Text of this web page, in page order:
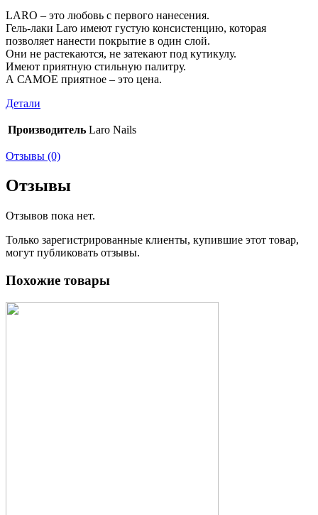
LARO – это любовь с первого нанесения.
Гель-лаки Laro имеют густую консистенцию, которая
позволяет нанести покрытие в один слой.
Они не растекаются, не затекают под кутикулу.
Имеют приятную стильную палитру.
А САМОЕ приятное – это цена.
Детали
Производитель Laro Nails
Отзывы (0)
Отзывы
Отзывов пока нет.
Только зарегистрированные клиенты, купившие этот товар,
могут публиковать отзывы.
Похожие товары